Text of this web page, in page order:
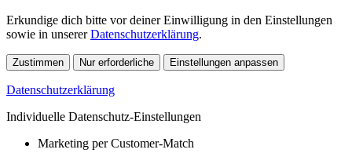
Erkundige dich bitte vor deiner Einwilligung in den Einstellungen
sowie in unsererDatenschutzerklärung.
Zustimmen Nur erforderliche Einstellungen anpassen
Datenschutzerklärung
Individuelle Datenschutz-Einstellungen
Marketing per Customer-Match